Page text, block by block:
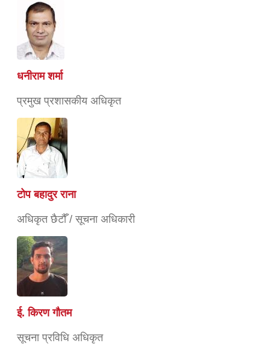
धनीराम शर्मा
प्रमुख प्रशासकीय अधिकृत
टोप बहादुर राना
अधिकृत छैटौँ / सूचना अधिकारी
ई. किरण गौतम
सूचना प्रविधि अधिकृत